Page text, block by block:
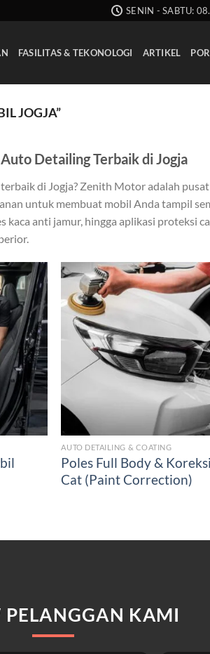
SENIN - SABTU:
FASILITAS & TEKONOLOGI ARTIKEL
JOGJA”
Detailing Terbaik di Jogja
di Jogja? Zenith Motor adalah
untuk membuat mobil Anda tampil
kaca anti jamur, hingga aplikasi proteksi
AUTO DETAILING & COATING
Poles Full Body &
Cat (Paint Correction)
PELANGGAN KAMI